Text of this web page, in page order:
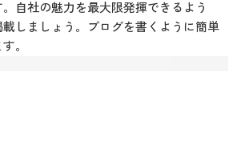
自社の魅力を最大限発揮できるよう
しましょう。ブログを書くように簡単
。